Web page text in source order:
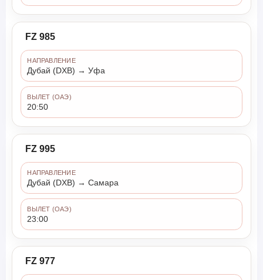
FZ 985
НАПРАВЛЕНИЕ
Дубай (DXB) → Уфа
ВЫЛЕТ (ОАЭ)
20:50
FZ 995
НАПРАВЛЕНИЕ
Дубай (DXB) → Самара
ВЫЛЕТ (ОАЭ)
23:00
FZ 977